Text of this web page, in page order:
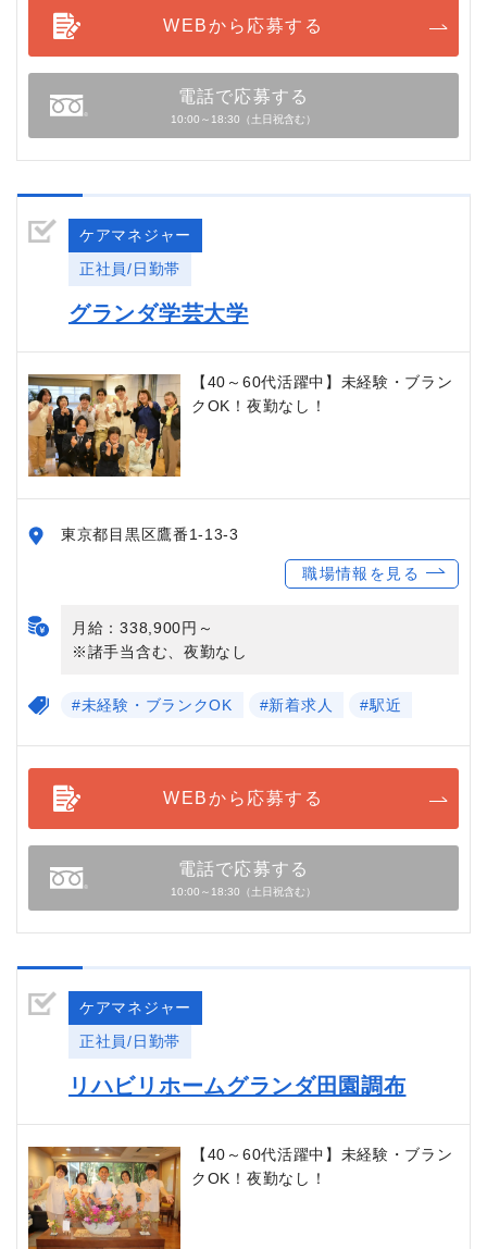
WEBから応募する
電話で応募する
10:00～18:30（土日祝含む）
ケアマネジャー
正社員/日勤帯
グランダ学芸大学
【40～60代活躍中】未経験・ブラン
クOK！夜勤なし！
東京都目黒区鷹番1-13-3
職場情報を見る
月給：338,900円～
※諸手当含む、夜勤なし
#未経験・ブランクOK #新着求人 #駅近
WEBから応募する
電話で応募する
10:00～18:30（土日祝含む）
ケアマネジャー
正社員/日勤帯
リハビリホームグランダ田園調布
【40～60代活躍中】未経験・ブラン
クOK！夜勤なし！